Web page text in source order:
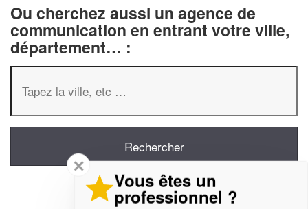
Ou cherchez aussi un agence de
communication en entrant votre ville,
département… :
✕
Vous êtes un
professionnel ?